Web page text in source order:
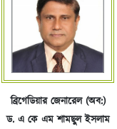
ব্রিগেডিয়ার জেনারেল (অব:)
ড. এ কে এম শামছুল ইসলাম